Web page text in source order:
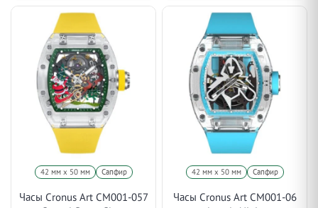
42 мм x 50 мм Сапфир
Часы Cronus Art CM001-057
42 мм x 50 мм Сапфир
Часы Cronus Art CM001-06